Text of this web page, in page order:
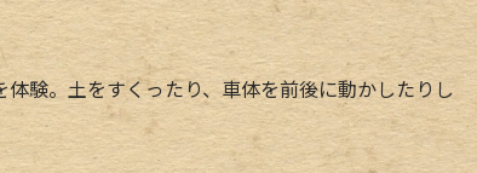
験。土をすくったり、車体を前後に動かしたりし